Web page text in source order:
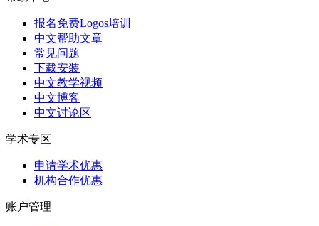
报名免费Logos培训
中文帮助文章
常见问题
下载安装
中文教学视频
中文博客
中文讨论区
学术专区
申请学术优惠
机构合作优惠
账户管理